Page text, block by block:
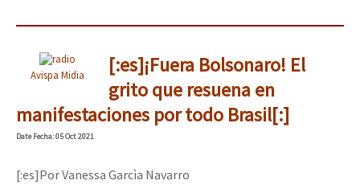
Avispa Midia
[:es]¡Fuera Bolsonaro! El
grito que resuena en
manifestaciones por todo Brasil[:]
DateFecha: 05 Oct 2021
[:es]Por Vanessa Garcìa Navarro